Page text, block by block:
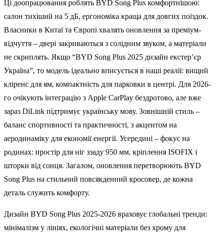
Ці доопрацювання роблять BYD Song Plus комфортнішою:
салон тихіший на 5 дБ, ергономіка краща для довгих поїздок.
Власники в Китаї та Європі хвалять оновлення за преміум-
відчуття – двері закриваються з солідним звуком, а матеріали
не скриплять. Якщо “BYD Song Plus 2025 дизайн екстер’єр
Україна”, то модель ідеально вписується в наші реалії: вищий
кліренс для ям, компактність для парковки в центрі. Для 2026-
го очікують інтеграцію з Apple CarPlay бездротово, але вже
зараз DiLink підтримує українську мову. Зовнішній стиль –
баланс спортивності та практичності, з акцентом на
аеродинаміку для економії енергії. Усередині – фокус на
родинах: простір для ніг ззаду 950 мм, кріплення ISOFIX і
шторки від сонця. Загалом, оновлення перетворюють BYD
Song Plus на стильний повсякденний кросовер, де кожна
деталь служить комфорту.
Дизайн BYD Song Plus 2025-2026 враховує глобальні тренди:
мінімалізм у лініях, екологічні матеріали без хрому для